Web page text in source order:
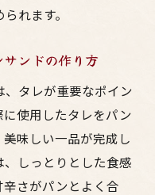
れます。
ンドの作り方
タレが重要なポイン
に使用したタレをパン
味しい一品が完成し
しっとりとした食感
さがパンとよく合